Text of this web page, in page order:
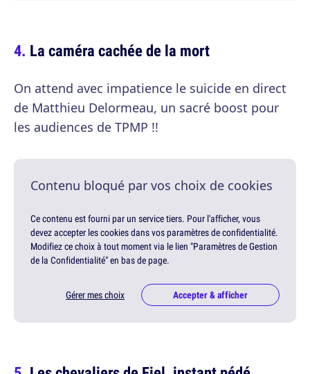
La caméra cachée de la mort
On attend avec impatience le suicide en direct
de Matthieu Delormeau, un sacré boost pour
les audiences de TPMP !!
Contenu bloqué par vos choix de cookies
Ce contenu est fourni par un service tiers. Pour l'afficher, vous
devez accepter les cookies dans vos paramètres de confidentialité.
Modifiez ce choix à tout moment via le lien "Paramètres de Gestion
de la Confidentialité" en bas de page.
Gérer mes choix Accepter & afficher